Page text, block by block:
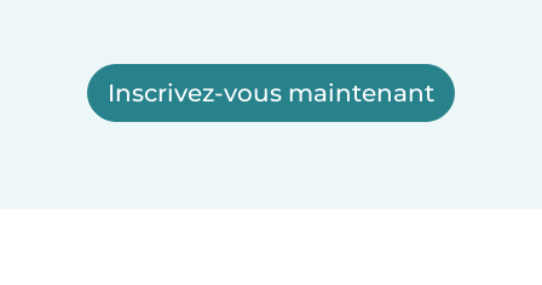
Inscrivez-vous maintenant